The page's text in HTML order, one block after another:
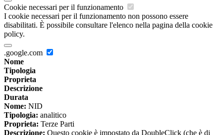
Cookie necessari per il funzionamento
I cookie necessari per il funzionamento non possono essere
disabilitati. È possibile consultare l'elenco nella pagina della cookie
policy.
.google.com
Nome
Tipologia
Proprieta
Descrizione
Durata
Nome: NID
Tipologia: analitico
Proprieta: Terze Parti
Descrizione: Questo cookie è impostato da DoubleClick (che è di